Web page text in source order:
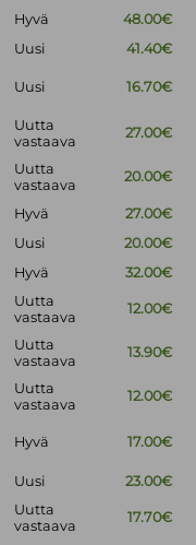
Hyvä
48.00€
Uusi
41.40€
Uusi 16.70€
Uutta
vastaava
27.00€
Uutta
vastaava
20.00€
Hyvä
27.00€
Uusi
20.00€
Hyvä 32.00€
Uutta
vastaava
12.00€
Uutta
vastaava
13.90€
Uutta
vastaava
12.00€
Hyvä 17.00€
Uusi 23.00€
Uutta
vastaava
17.70€